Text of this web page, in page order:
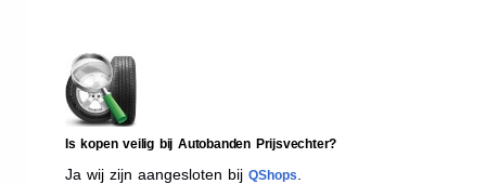
Is kopen veilig bij Autobanden Prijsvechter?
Ja wij zijn aangesloten bij QShops